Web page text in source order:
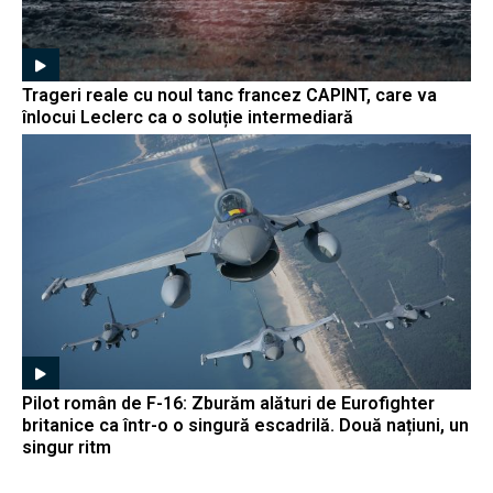
Trageri reale cu noul tanc francez CAPINT, care va
înlocui Leclerc ca o soluție intermediară
Pilot român de F-16: Zburăm alături de Eurofighter
britanice ca într-o o singură escadrilă. Două națiuni, un
singur ritm